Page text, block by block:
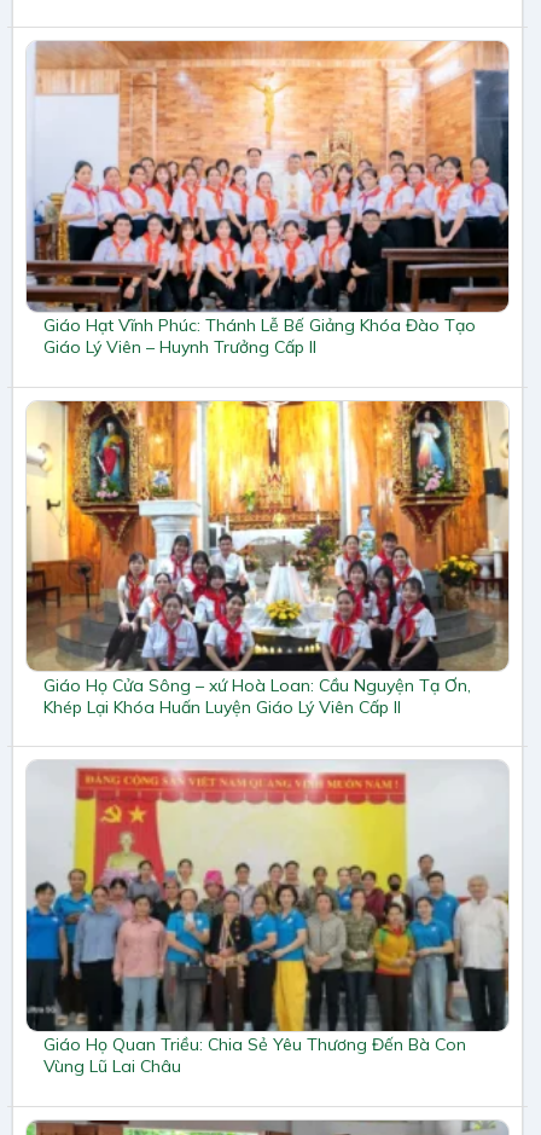
Giáo Hạt Vĩnh Phúc: Thánh Lễ Bế Giảng Khóa Đào Tạo
Giáo Lý Viên – Huynh Trưởng Cấp II
Giáo Họ Cửa Sông – xứ Hoà Loan: Cầu Nguyện Tạ Ơn,
Khép Lại Khóa Huấn Luyện Giáo Lý Viên Cấp II
Giáo Họ Quan Triều: Chia Sẻ Yêu Thương Đến Bà Con
Vùng Lũ Lai Châu